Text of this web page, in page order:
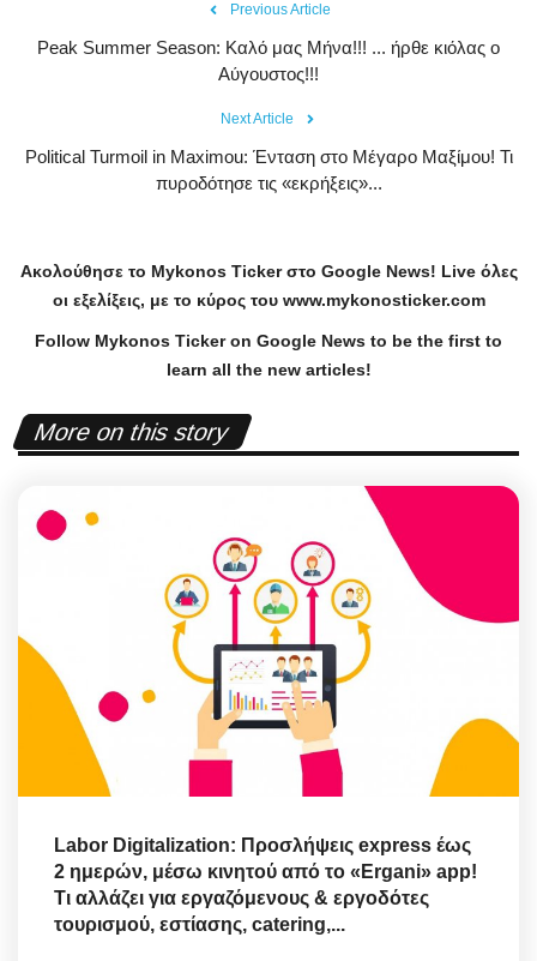
Previous Article
Peak Summer Season: Kαλό μας Μήνα!!! ... ήρθε κιόλας ο
Αύγουστος!!!
Next Article
Political Turmoil in Maximou: Ένταση στο Μέγαρο Μαξίμου! Τι
πυροδότησε τις «εκρήξεις»...
Ακολούθησε το Mykonos Tickerστο Google News! Liveόλες
οι εξελίξεις, με το κύρος του www.mykonosticker.com
Follow Mykonos Ticker on Google News to be the first to
learn all the new articles!
More on this story
Labor Digitalization: Προσλήψεις express έως
2 ημερών, μέσω κινητού από το «Ergani» app!
Τι αλλάζει για εργαζόμενους & εργοδότες
τουρισμού, εστίασης, catering,...